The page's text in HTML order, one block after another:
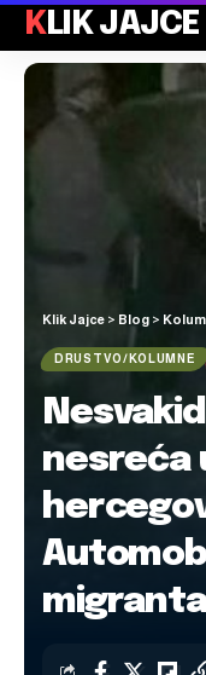
KLIK JAJCE
Klik Jajce > Blog >
DRUSTVO/KOLUMNE
nesreća
migranta